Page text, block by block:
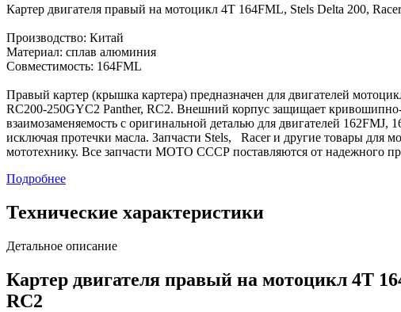
Картер двигателя правый на мотоцикл 4Т 164FML, Stels Delta 200,
Производство: Китай
Материал: сплав алюминия
Совместимость: 164FML
Правый картер (крышка картера) предназначен для двигателей
RC200-250GYC2 Panther, RC2. Внешний корпус защищает
взаимозаменяемость с оригинальной деталью для двигателей
исключая протечки масла. Запчасти Stels, Racer и другие товары для
мототехнику. Все запчасти МОТО СССР поставляются от надежного
Подробнее
Технические характеристики
Детальное описание
Картер двигателя правый на мотоцикл 4Т
RC2